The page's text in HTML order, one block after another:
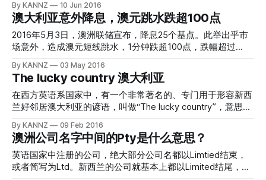
工作，也会使用同样的俚语 Crossing the Ditch。 多一点知
识：大西洋的北段被美国人、加拿大人和英国人俗称 the
Pond ，在英国与美国、加拿大之间的旅行，与新西兰/澳大利
亚之间的 Crossing
相比新加坡大量的IOS用户以及仅有的500万的人口，Android
Pay 在澳大利亚的应用市场规模十分可观。 image source:
36kr.com website 银行合作方面，虽然 Android Pay 的落地
得到了澳大利亚总共25家银行的支持，但澳洲四大行中只有澳
Pay 跟 Visa
这实际上是北美地区英文中惯用的匿名称呼，与中文的“张
三”、“李四”相同。尤其是在与法律案件相关的文章中，如果法
庭认为当事人的姓名需要被保护和隐私、或者甚至连法庭都不
知道当事人叫什么，不过性别信息可以释放出来，那么，女性
性别都不应该标注出来的话，那么就用 Doe 来表示了。若是
案件涉及小孩子，那么男性未成年人会被称作 Johnnie Doe ，
女性未成年人叫做 Janie Doe。 不过呢，Jane Doe和John
Doe的用法只是在北美地区普遍使用，在英国、澳大利亚和新
媒体会报道一些在美国、加拿大发生的比较大的案件时，文章
中可能就会出现上面涉及到的名字。那么，新西兰和澳大利亚
还有英国，
By KANNZ 10 Jun 2016
澳大利亚意外降息，澳元跳水跌超100点
2016年5月3日，澳洲联储宣布，降息25个基点。此举出乎市
场意外，造成澳元短线跳水，1分钟跌超100点，跌幅超过
0.7589。在澳洲联储宣布决议之前，市场普遍认为澳洲联储
将维持目前的2%的现金利率不变，却未曾想到澳洲联储重手
压下利率到1.75%；此举为澳洲联储一年来首次降低官方现金
利率，意在促进澳洲经济的企稳，推动CPI增长。 image
济持续增长，但增速或已变得更加温和，降息料使得CPI重返
目标水平。声明还称，宽松政策推动经济前景改善，并重申澳
元升值将使得经济调整复杂化，在矿业繁荣过后，经济继续进
行再平衡。澳洲联储还表示，密切关注楼市发展，监管措施强
By KANNZ 03 May 2016
The lucky country 澳大利亚
在西方英语系国家中，有一个非常著名的、专门用于形容新西
兰好邻居澳大利亚的谚语，叫做“The lucky country”，意思
的一笑，说自己的梦想是再过几年就去“The lucky country”；
有些从澳大利亚移民到新西兰居住和工作的人，也称自己是来
自“幸运的国家”。那么，为什么说澳大利亚是一个幸运的国
家？ image source: google images 大部分的中文网站，把文
By KANNZ 09 Feb 2016
澳洲公司名字中间的Pty是什么意思？
英语国家中注册的公司，绝大部分公司名都以Limtied结束，
或者简写为Ltd。新西兰的公司就基本上都以Limited结尾，也